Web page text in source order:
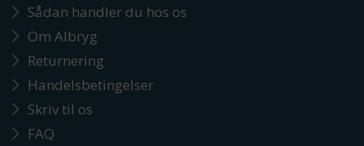
Sådan handler du hos os
Om Albryg
Returnering
Handelsbetingelser
Skriv til os
FAQ